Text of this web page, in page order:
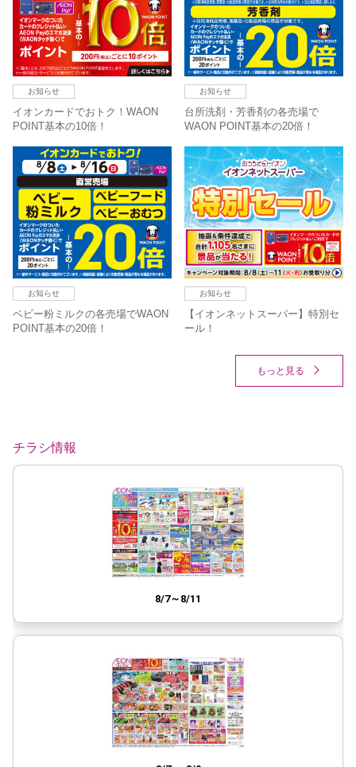
お知らせ
イオンカードでおトク！WAON
POINT基本の10倍！
お知らせ
台所洗剤・芳香剤の各売場で
WAON POINT基本の20倍！
お知らせ
ベビー粉ミルクの各売場でWAON
POINT基本の20倍！
お知らせ
【イオンネットスーパー】特別セ
ール！
もっと見る
チラシ情報